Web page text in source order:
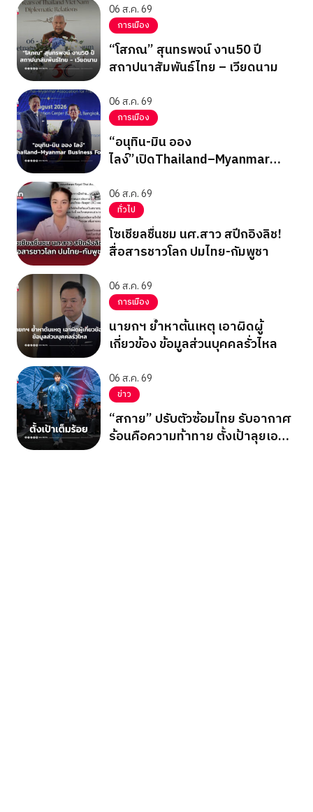
06 ส.ค. 69
การเมือง
“โสภณ” สุนทรพจน์ งาน50 ปี
สถาปนาสัมพันธ์ไทย – เวียดนาม
06 ส.ค. 69
การเมือง
“อนุทิน-มิน ออง
ไลง์”เปิดThailand–Myanmar
06 ส.ค. 69
ทั่วไป
โซเชียลชื่นชม นศ.สาว สปีกอิงลิช!
สื่อสารชาวโลก ปมไทย-กัมพูชา
06 ส.ค. 69
การเมือง
นายกฯ ย้ำหาต้นเหตุ เอาผิดผู้
เกี่ยวข้อง ข้อมูลส่วนบุคคลรั่วไหล
06 ส.ค. 69
ข่าว
“สกาย” ปรับตัวซ้อมไทย รับอากาศ
ร้อนคือความท้าทาย ตั้งเป้าลุยเอ